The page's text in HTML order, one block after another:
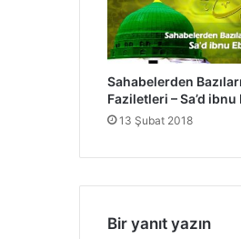
ı
n
F
z
i
l
t
r
Sahabelerden
Faziletleri – Sa’d ibnu
13 Şubat 2018
Bir yanıt yazın